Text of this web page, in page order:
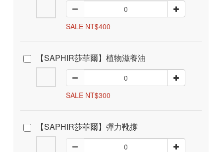
SALE NT$400
【SAPHIR莎菲爾】植物滋養油
SALE NT$300
【SAPHIR莎菲爾】彈力靴撐